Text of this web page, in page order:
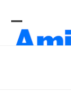
Open
mobile
Close
mobile